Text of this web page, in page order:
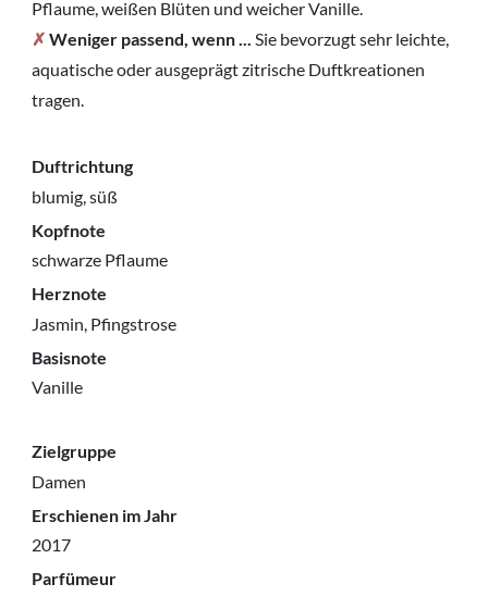
Pflaume, weißen Blüten und weicher Vanille.
✗ Weniger passend, wenn ... Sie bevorzugt sehr leichte,
aquatische oder ausgeprägt zitrische Duftkreationen
tragen.
Duftrichtung
blumig, süß
Kopfnote
schwarze Pflaume
Herznote
Jasmin, Pfingstrose
Basisnote
Vanille
Zielgruppe
Damen
Erschienen im Jahr
2017
Parfümeur